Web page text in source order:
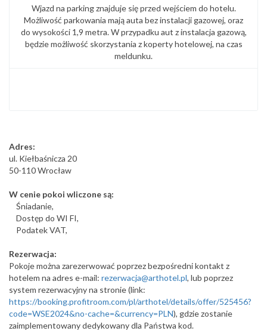
Wjazd na parking znajduje się przed wejściem do hotelu.
Możliwość parkowania mają auta bez instalacji gazowej, oraz
do wysokości 1,9 metra. W przypadku aut z instalacja gazową,
będzie możliwość skorzystania z koperty hotelowej, na czas
meldunku.
Adres:
ul. Kiełbaśnicza 20
50-110 Wrocław
W cenie pokoi wliczone są:
Śniadanie,
Dostęp do WI FI,
Podatek VAT,
Rezerwacja:
Pokoje można zarezerwować poprzez bezpośredni kontakt z
hotelem na adres e-mail: rezerwacja@arthotel.pl, lub poprzez
system rezerwacyjny na stronie (link:
https://booking.profitroom.com/pl/arthotel/details/offer/525456?
code=WSE2024&no-cache=&currency=PLN), gdzie zostanie
zaimplementowany dedykowany dla Państwa kod.